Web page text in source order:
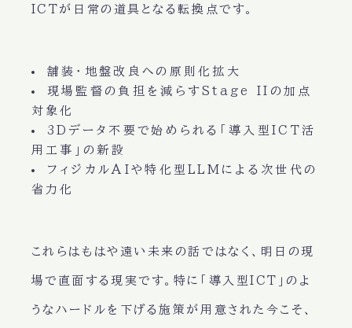
ICTが日常の道具となる転換点です。
舗装・地盤改良への原則化拡大
現場監督の負担を減らすStage IIの加点
対象化
3Dデータ不要で始められる「導入型ICT活
用工事」の新設
フィジカルAIや特化型LLMによる次世代の
省力化
これらはもはや遠い未来の話ではなく、明日の現
場で直面する現実です。特に「導入型ICT」のよ
うなハードルを下げる施策が用意された今こそ、